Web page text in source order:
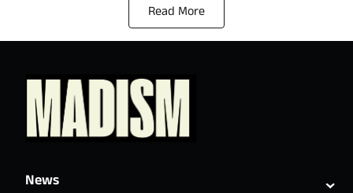
Read More
News ⌄